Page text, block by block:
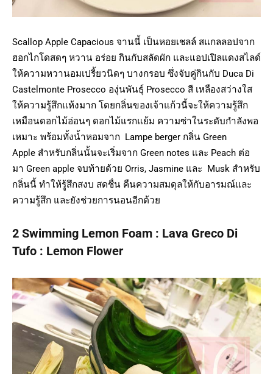
Sca lop Apple Capacious จานนี้ เป็นหอยเชลล์ สแกลลอปจาก
ฮอกไกโดสดๆ หวาน อร่อย กินกับสลัดผัก และแอปเปิลแดงสไลด์
ให้ความหวานอมเปรี้ยวนิดๆ บางกรอบ ซึ่งจับคู่กินกับ Duca Di
Castelmonte Prosecco องุ่นพันธุ์ Prosecco สี เหลืองสว่างใส
ให้ความรู้สึกแห้งมาก โดยกลิ่นของเจ้าแก้วนี้จะให้ความรู้สึก
เหมือนดอกไม้อ่อนๆ ดอกไม้แรกแย้ม ความซ่าในระดับกำลังพอ
เหมาะ พร้อมทั้งน้ำหอมจาก Lampe berger กลิ่น Green
Apple สำหรับกลิ่นนั้นจะเริ่มจาก Green notes และ Peach ต่อ
มา Green apple จบท้ายด้วย Orris, Jasmine และ Musk สำหรับ
กลิ่นนี้ ทำให้รู้สึกสงบ สดชื่น คืนความสมดุลให้กับอารมณ์และ
ความรู้สึก และยังช่วยการนอนอีกด้วย
2 Swimming Lemon Foam : Lava Greco Di
Tufo : Lemon Flower